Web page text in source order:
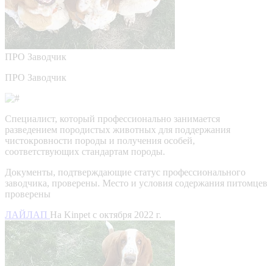
ПРО Заводчик
ПРО Заводчик
Специалист, который профессионально занимается
разведением породистых животных для поддержания
чистокровности породы и получения особей,
соответствующих стандартам породы.
Документы, подтверждающие статус профессионального
заводчика, проверены. Место и условия содержания питомцев
проверены
ЛАЙЛАП На Kinpet c октября 2022 г.